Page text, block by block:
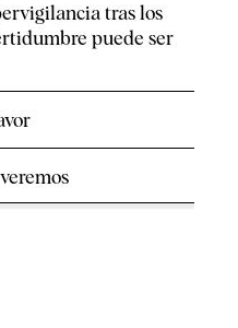
tras los
puede ser